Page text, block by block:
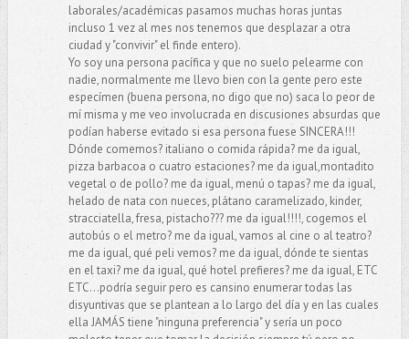
laborales/académicas pasamos muchas horas juntas
incluso 1 vez al mes nos tenemos que desplazar a otra
ciudad y "convivir" el finde entero).
Yo soy una persona pacífica y que no suelo pelearme con
nadie, normalmente me llevo bien con la gente pero este
especímen (buena persona, no digo que no) saca lo peor de
mí misma y me veo involucrada en discusiones absurdas que
podían haberse evitado si esa persona fuese SINCERA!!!
Dónde comemos? italiano o comida rápida? me da igual,
pizza barbacoa o cuatro estaciones? me da igual,montadito
vegetal o de pollo? me da igual, menú o tapas? me da igual,
helado de nata con nueces, plátano caramelizado, kinder,
stracciatella, fresa, pistacho??? me da igual!!!!, cogemos el
autobús o el metro? me da igual, vamos al cine o al teatro?
me da igual, qué peli vemos? me da igual, dónde te sientas
en el taxi? me da igual, qué hotel prefieres? me da igual, ETC
ETC...podría seguir pero es cansino enumerar todas las
disyuntivas que se plantean a lo largo del día y en las cuales
ella JAMÁS tiene "ninguna preferencia" y sería un poco